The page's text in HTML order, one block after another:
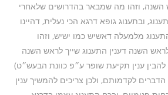
השנה, וזהו מה שמבאר בהדרושים שלאחרי
ובתענוג גופא דרגא הכי נעלית, דהיינו
מלמעלה דאשיש כמו ישיש, וזהו
השנה דענין התענוג שייך לראש השנה
ענין תקיעת שופר ע״פ כוונת הבעש״ט)
לקדמותם, ולכן צריכים להמשיך ענין